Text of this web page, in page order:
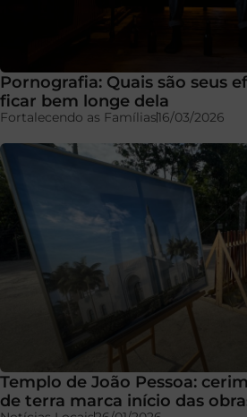
Pornografia: Quais são seus
ficar bem longe dela
Fortalecendo as Famílias16/03/2026
Templo de João Pessoa:
de terra marca início das